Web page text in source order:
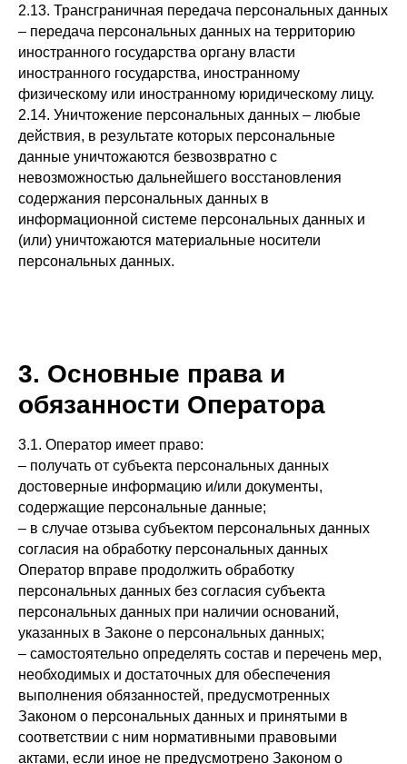
2.13. Трансграничная передача персональных данных
– передача персональных данных на территорию
иностранного государства органу власти
иностранного государства, иностранному
физическому или иностранному юридическому лицу.
2.14. Уничтожение персональных данных – любые
действия, в результате которых персональные
данные уничтожаются безвозвратно с
невозможностью дальнейшего восстановления
содержания персональных данных в
информационной системе персональных данных и
(или) уничтожаются материальные носители
персональных данных.
3. Основные права и
обязанности Оператора
3.1. Оператор имеет право:
– получать от субъекта персональных данных
достоверные информацию и/или документы,
содержащие персональные данные;
– в случае отзыва субъектом персональных данных
согласия на обработку персональных данных
Оператор вправе продолжить обработку
персональных данных без согласия субъекта
персональных данных при наличии оснований,
указанных в Законе о персональных данных;
– самостоятельно определять состав и перечень мер,
необходимых и достаточных для обеспечения
выполнения обязанностей, предусмотренных
Законом о персональных данных и принятыми в
соответствии с ним нормативными правовыми
актами, если иное не предусмотрено Законом о